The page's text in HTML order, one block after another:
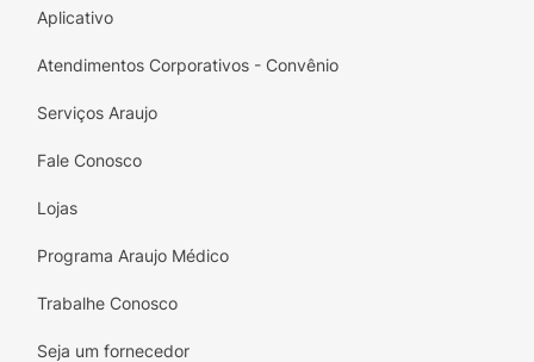
Aplicativo
Atendimentos Corporativos - Convênio
Serviços Araujo
Fale Conosco
Lojas
Programa Araujo Médico
Trabalhe Conosco
Seja um fornecedor